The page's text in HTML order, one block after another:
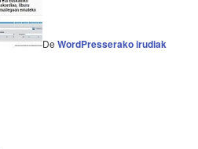
DeWordPresserako irudiak